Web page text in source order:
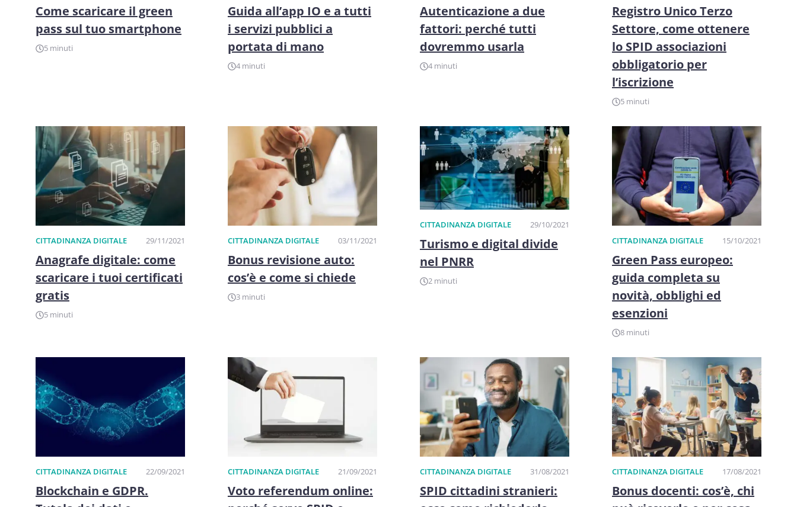
Come scaricare il green
pass sul tuo smartphone
5 minuti
Guida all’app IO e a tutti
i servizi pubblici a
portata di mano
4 minuti
Autenticazione a due
fattori: perché tutti
dovremmo usarla
4 minuti
Registro Unico Terzo
Settore, come ottenere
lo SPID associazioni
obbligatorio per
l’iscrizione
5 minuti
CITTADINANZA DIGITALE 29/11/2021
Anagrafe digitale: come
scaricare i tuoi certificati
gratis
5 minuti
CITTADINANZA DIGITALE 03/11/2021
Bonus revisione auto:
cos’è e come si chiede
3 minuti
CITTADINANZA DIGITALE 29/10/2021
Turismo e digital divide
nel PNRR
2 minuti
CITTADINANZA DIGITALE 15/10/2021
Green Pass europeo:
guida completa su
novità, obblighi ed
esenzioni
8 minuti
CITTADINANZA DIGITALE 22/09/2021
Blockchain e GDPR.
CITTADINANZA DIGITALE 21/09/2021
Voto referendum online:
CITTADINANZA DIGITALE 31/08/2021
SPID cittadini stranieri:
CITTADINANZA DIGITALE 17/08/2021
Bonus docenti: cos’è, chi